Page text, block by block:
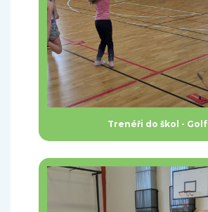
Trenéři do škol - Golf